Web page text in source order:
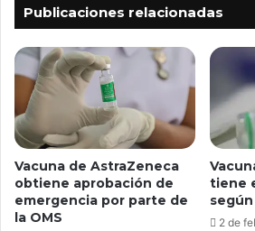
Publicaciones relacionadas
Vacuna de AstraZeneca
obtiene aprobación de
emergencia por parte de
la OMS
tiene
2 de